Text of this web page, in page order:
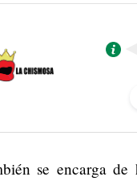
se encarga